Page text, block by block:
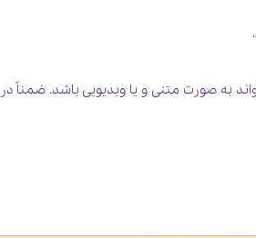
به صورت متنی و یا ویدیویی باشد. ضمناً در